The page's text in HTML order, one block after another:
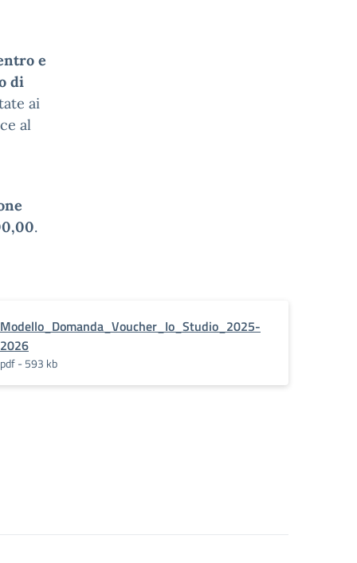
e
di
ai
al
.
Modello_Domanda_Voucher_Io_Studio_2025-
2026
pdf - 593 kb